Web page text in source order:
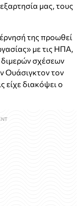
μας, τους
της προωθεί
με τις ΗΠΑ,
σχέσεων
Ουάσιγκτον τον
είχε διακόψει ο